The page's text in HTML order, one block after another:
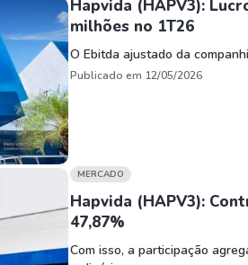
todos
GOLD11
XINA11
Ver todos
Hapvida (HAPV3):
milhões no 1T26
O Ebitda ajustado da
Publicado em 12/05/2026
MERCADO
Hapvida (HAPV3):
47,87%
Com isso, a participação